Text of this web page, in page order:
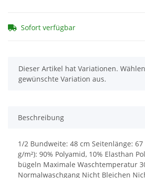
Sofort verfügbar
x
Dieser Artikel hat Variationen.
gewünschte Variation aus.
Beschreibung
1/2 Bundweite: 48 cm Seitenlänge:
g/m²): 90% Polyamid, 10% Elasthan
bügeln Maximale Waschtemperatur
Normalwaschgang Nicht Bleichen